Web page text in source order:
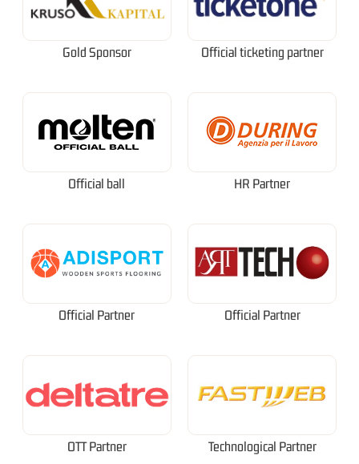
Gold Sponsor Official ticketing partner
Official ball HR Partner
Official Partner Official Partner
OTT Partner Technological Partner